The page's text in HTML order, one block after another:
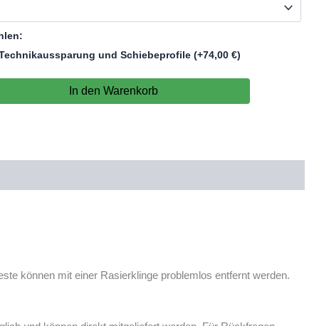
und Schiebeprofile(+74,00€)
In den Warenkorb
können mit einer Rasierklinge problemlos entfernt werden.